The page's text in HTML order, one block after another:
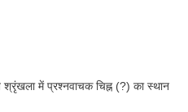
में प्रश्नवाचक चिह्न (?) का स्थान